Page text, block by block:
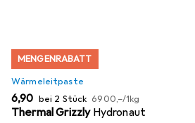
MENGENRABATT
Wärmeleitpaste
EUR
6,90 bei 2 Stück EUR
6900,–/1kg
Thermal Grizzly Hydronaut